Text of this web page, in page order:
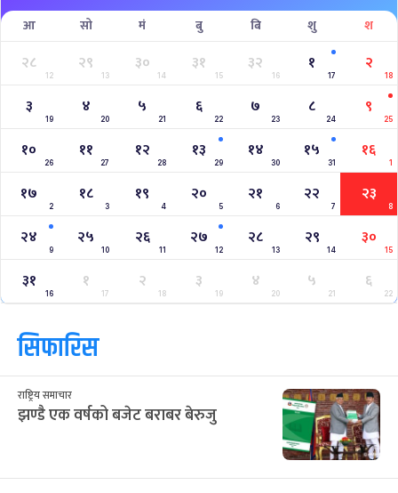
आ सो मं बु बि शु श
२८
12
२९
13
३०
14
३१
15
३२
16
१
17
२
18
३
19
४
20
५
21
६
22
७
23
८
24
९
25
१०
26
११
27
१२
28
१३
29
१४
30
१५
31
१६
1
१७
2
१८
3
१९
4
२०
5
२१
6
२२
7
२३
8
२४
9
२५
10
२६
11
२७
12
२८
13
२९
14
३०
15
३१
16
१
17
२
18
३
19
४
20
५
21
६
22
सिफारिस
राष्ट्रिय समाचार
झण्डै एक वर्षको बजेट बराबर बेरुजु